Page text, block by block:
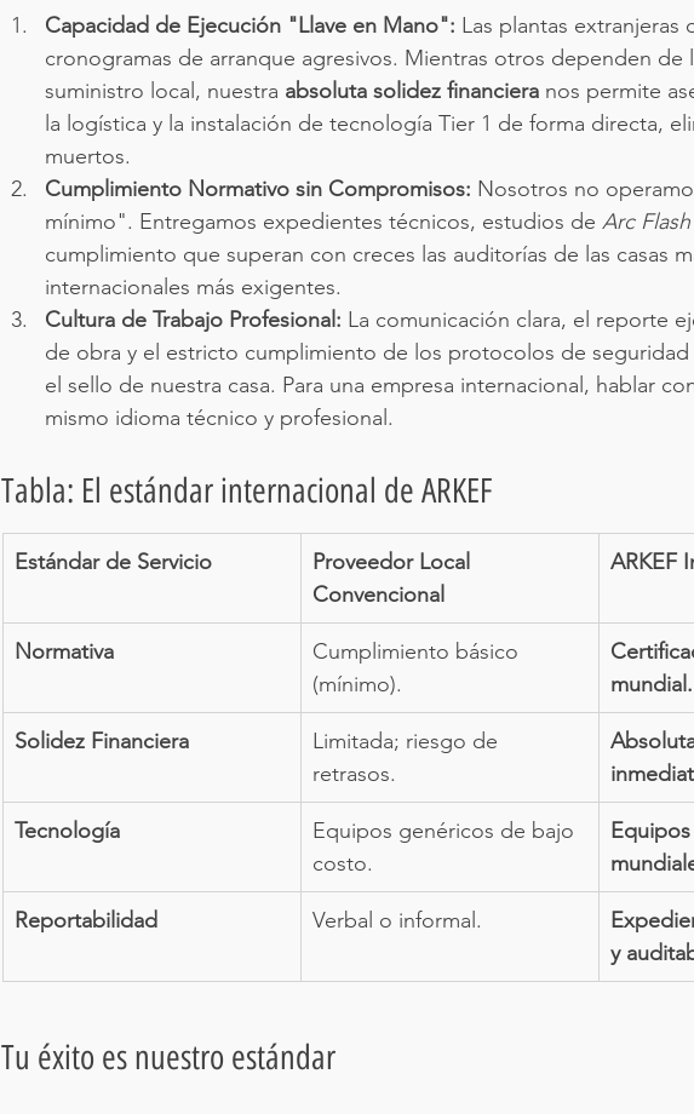
Capacidad de Ejecución "Llave en Mano": Las plantas extranjeras
cronogramas de arranque agresivos. Mientras otros dependen de
suministro local, nuestra absoluta solidez financiera nos permite
la logística y la instalación de tecnología Tier 1 de forma directa,
muertos.
Cumplimiento Normativo sin Compromisos: Nosotros no
mínimo". Entregamos expedientes técnicos, estudios de Arc Flash
cumplimiento que superan con creces las auditorías de las casas
internacionales más exigentes.
Cultura de Trabajo Profesional: La comunicación clara, el reporte
de obra y el estricto cumplimiento de los protocolos de seguridad
el sello de nuestra casa. Para una empresa internacional, hablar
mismo idioma técnico y profesional.
Tabla: El estándar internacional de ARKEF
Estándar de Servicio
Proveedor Local
Convencional
ARKEF
Normativa
Cumplimiento básico
(mínimo).
mundial.
Solidez Financiera
Limitada; riesgo de
retrasos.
Tecnología
Equipos genéricos de bajo
costo.
Reportabilidad Verbal o informal.
y
Tu éxito es nuestro estándar